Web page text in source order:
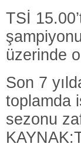
TSİ
üzerinde
Son 7
toplamda
sezonu